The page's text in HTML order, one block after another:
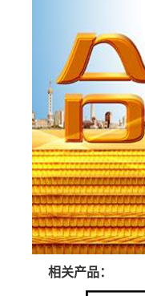
相关产品：